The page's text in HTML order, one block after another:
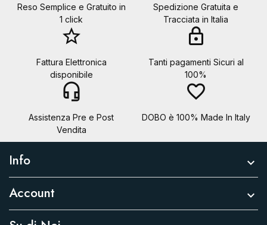
Reso Semplice e Gratuito in
1 click
Spedizione Gratuita e
Tracciata in Italia
star_border
Fattura Elettronica
disponibile
lock
Tanti pagamenti Sicuri al
100%
headset_mic
Assistenza Pre e Post
Vendita
favorite_border
DOBO è 100% Made In Italy
Info 
Account 